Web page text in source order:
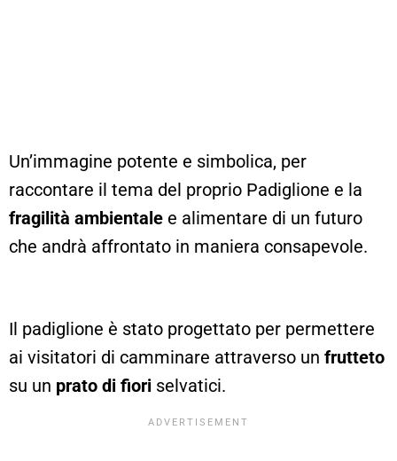
Un’immagine potente e simbolica, per
raccontare il tema del proprio Padiglione e la
fragilità ambientale e alimentare di un futuro
che andrà affrontato in maniera consapevole.
Il padiglione è stato progettato per permettere
ai visitatori di camminare attraverso un frutteto
su un prato di fiori selvatici.